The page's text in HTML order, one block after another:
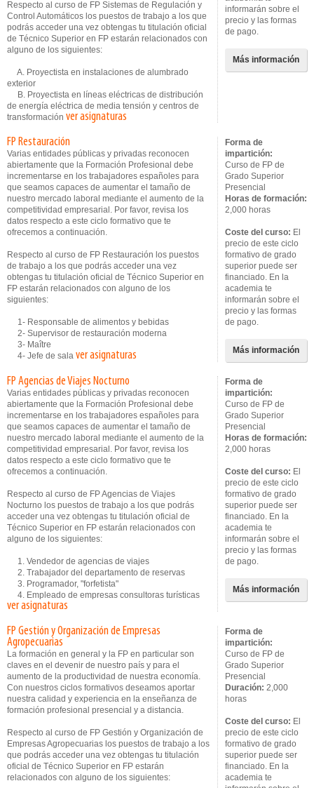
Respecto al curso de FP Sistemas de Regulación y
Control Automáticos los puestos de trabajo a los que
podrás acceder una vez obtengas tu titulación oficial
de Técnico Superior en FP estarán relacionados con
alguno de los siguientes:
A. Proyectista en instalaciones de alumbrado
exterior
B. Proyectista en líneas eléctricas de distribución
de energía eléctrica de media tensión y centros de
transformación ver asignaturas
informarán sobre el
precio y las formas
de pago.
Más información
FP Restauración
Varias entidades públicas y privadas reconocen
abiertamente que la Formación Profesional debe
incrementarse en los trabajadores españoles para
que seamos capaces de aumentar el tamaño de
nuestro mercado laboral mediante el aumento de la
competitividad empresarial. Por favor, revisa los
datos respecto a este ciclo formativo que te
ofrecemos a continuación.
Respecto al curso de FP Restauración los puestos
de trabajo a los que podrás acceder una vez
obtengas tu titulación oficial de Técnico Superior en
FP estarán relacionados con alguno de los
siguientes:
1- Responsable de alimentos y bebidas
2- Supervisor de restauración moderna
3- Maître
4- Jefe de sala ver asignaturas
Forma de
impartición:
Curso de FP de
Grado Superior
Presencial
Horas de formación:
2,000 horas
Coste del curso: El
precio de este ciclo
formativo de grado
superior puede ser
financiado. En la
academia te
informarán sobre el
precio y las formas
de pago.
Más información
FP Agencias de Viajes Nocturno
Varias entidades públicas y privadas reconocen
abiertamente que la Formación Profesional debe
incrementarse en los trabajadores españoles para
que seamos capaces de aumentar el tamaño de
nuestro mercado laboral mediante el aumento de la
competitividad empresarial. Por favor, revisa los
datos respecto a este ciclo formativo que te
ofrecemos a continuación.
Respecto al curso de FP Agencias de Viajes
Nocturno los puestos de trabajo a los que podrás
acceder una vez obtengas tu titulación oficial de
Técnico Superior en FP estarán relacionados con
alguno de los siguientes:
1. Vendedor de agencias de viajes
2. Trabajador del departamento de reservas
3. Programador, "forfetista"
4. Empleado de empresas consultoras turísticas
ver asignaturas
Forma de
impartición:
Curso de FP de
Grado Superior
Presencial
Horas de formación:
2,000 horas
Coste del curso: El
precio de este ciclo
formativo de grado
superior puede ser
financiado. En la
academia te
informarán sobre el
precio y las formas
de pago.
Más información
FP Gestión y Organización de Empresas
Agropecuarias
La formación en general y la FP en particular son
claves en el devenir de nuestro país y para el
aumento de la productividad de nuestra economía.
Con nuestros ciclos formativos deseamos aportar
nuestra calidad y experiencia en la enseñanza de
formación profesional presencial y a distancia.
Respecto al curso de FP Gestión y Organización de
Empresas Agropecuarias los puestos de trabajo a los
que podrás acceder una vez obtengas tu titulación
oficial de Técnico Superior en FP estarán
relacionados con alguno de los siguientes:
Forma de
impartición:
Curso de FP de
Grado Superior
Presencial
Duración: 2,000
horas
Coste del curso: El
precio de este ciclo
formativo de grado
superior puede ser
financiado. En la
academia te